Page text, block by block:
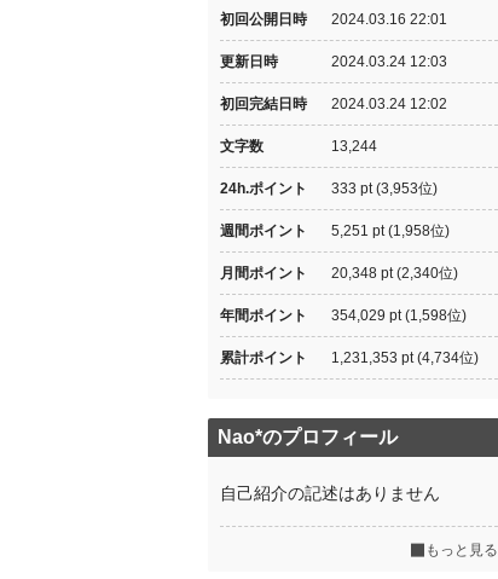
初回公開日時 2024.03.16 22:01
更新日時 2024.03.24 12:03
初回完結日時 2024.03.24 12:02
文字数 13,244
24h.ポイント 333 pt (3,953位)
週間ポイント 5,251 pt (1,958位)
月間ポイント 20,348 pt (2,340位)
年間ポイント 354,029 pt (1,598位)
累計ポイント 1,231,353 pt (4,734位)
Nao*のプロフィール
自己紹介の記述はありません
もっと見る